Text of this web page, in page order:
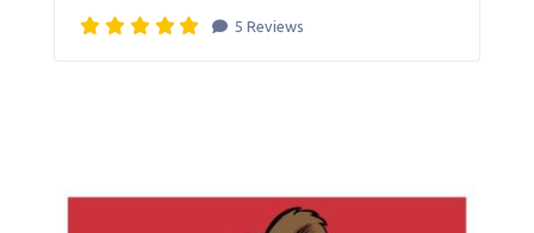
5 Reviews